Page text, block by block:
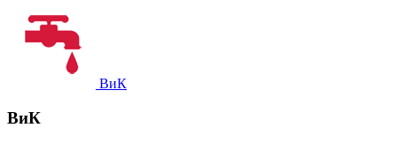
ВиК
ВиК